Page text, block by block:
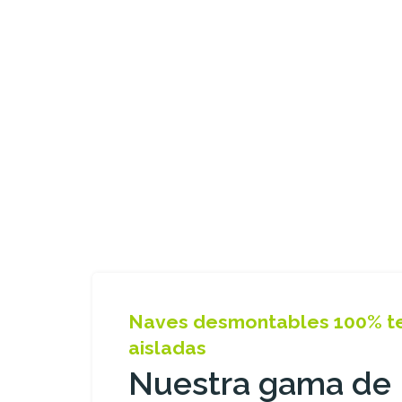
Naves desmontables 100%
aisladas
Nuestra gama de